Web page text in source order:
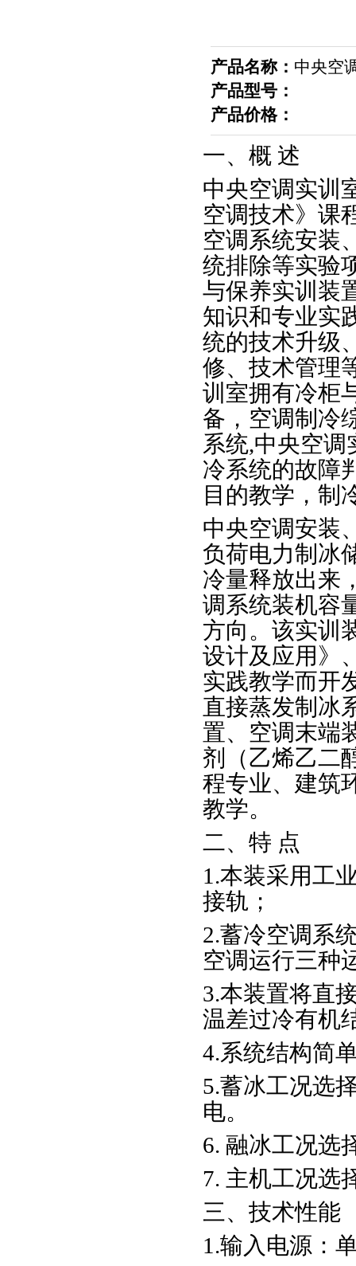
产品名称： 中央空
产品型号：
产品价格：
一、概 述
中央空调实训
空调技术》课
空调系统安装
统排除等实验
与保养实训装
知识和专业实
统的技术升级
修、技术管理
训室拥有冷柜
备，空调制冷
系统,中央空
冷系统的故障
目的教学，制
中央空调安装
负荷电力制冰
冷量释放出来
调系统装机容
方向。该实训
设计及应用》
实践教学而开
直接蒸发制冰
置、空调末端
剂（乙烯乙二
程专业、建筑
教学。
二、特 点
1.本装采用工
接轨；
2.蓄冷空调系
空调运行三种
3.本装置将直
温差过冷有机
4.系统结构简
5.蓄冰工况选
电。
6. 融冰工况选
7. 主机工况选
三、技术性能
1.输入电源：